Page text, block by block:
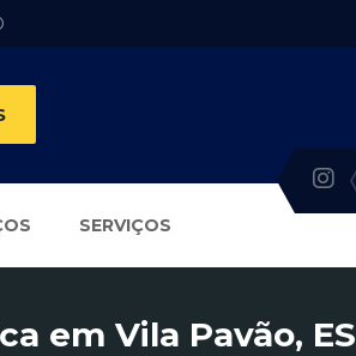
SERVIÇOS
em Vila Pavão, ES